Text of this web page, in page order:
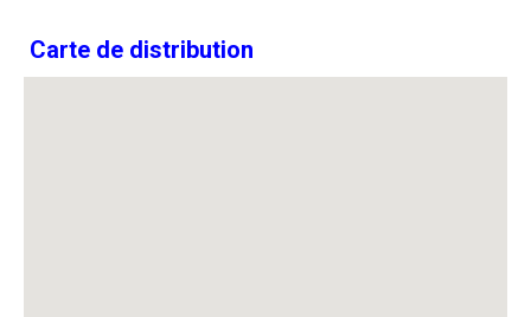
Carte de distribution